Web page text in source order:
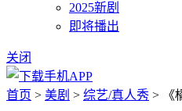
2025新剧
即将播出
关闭
首页 > 美剧 > 综艺/真人秀 > 《